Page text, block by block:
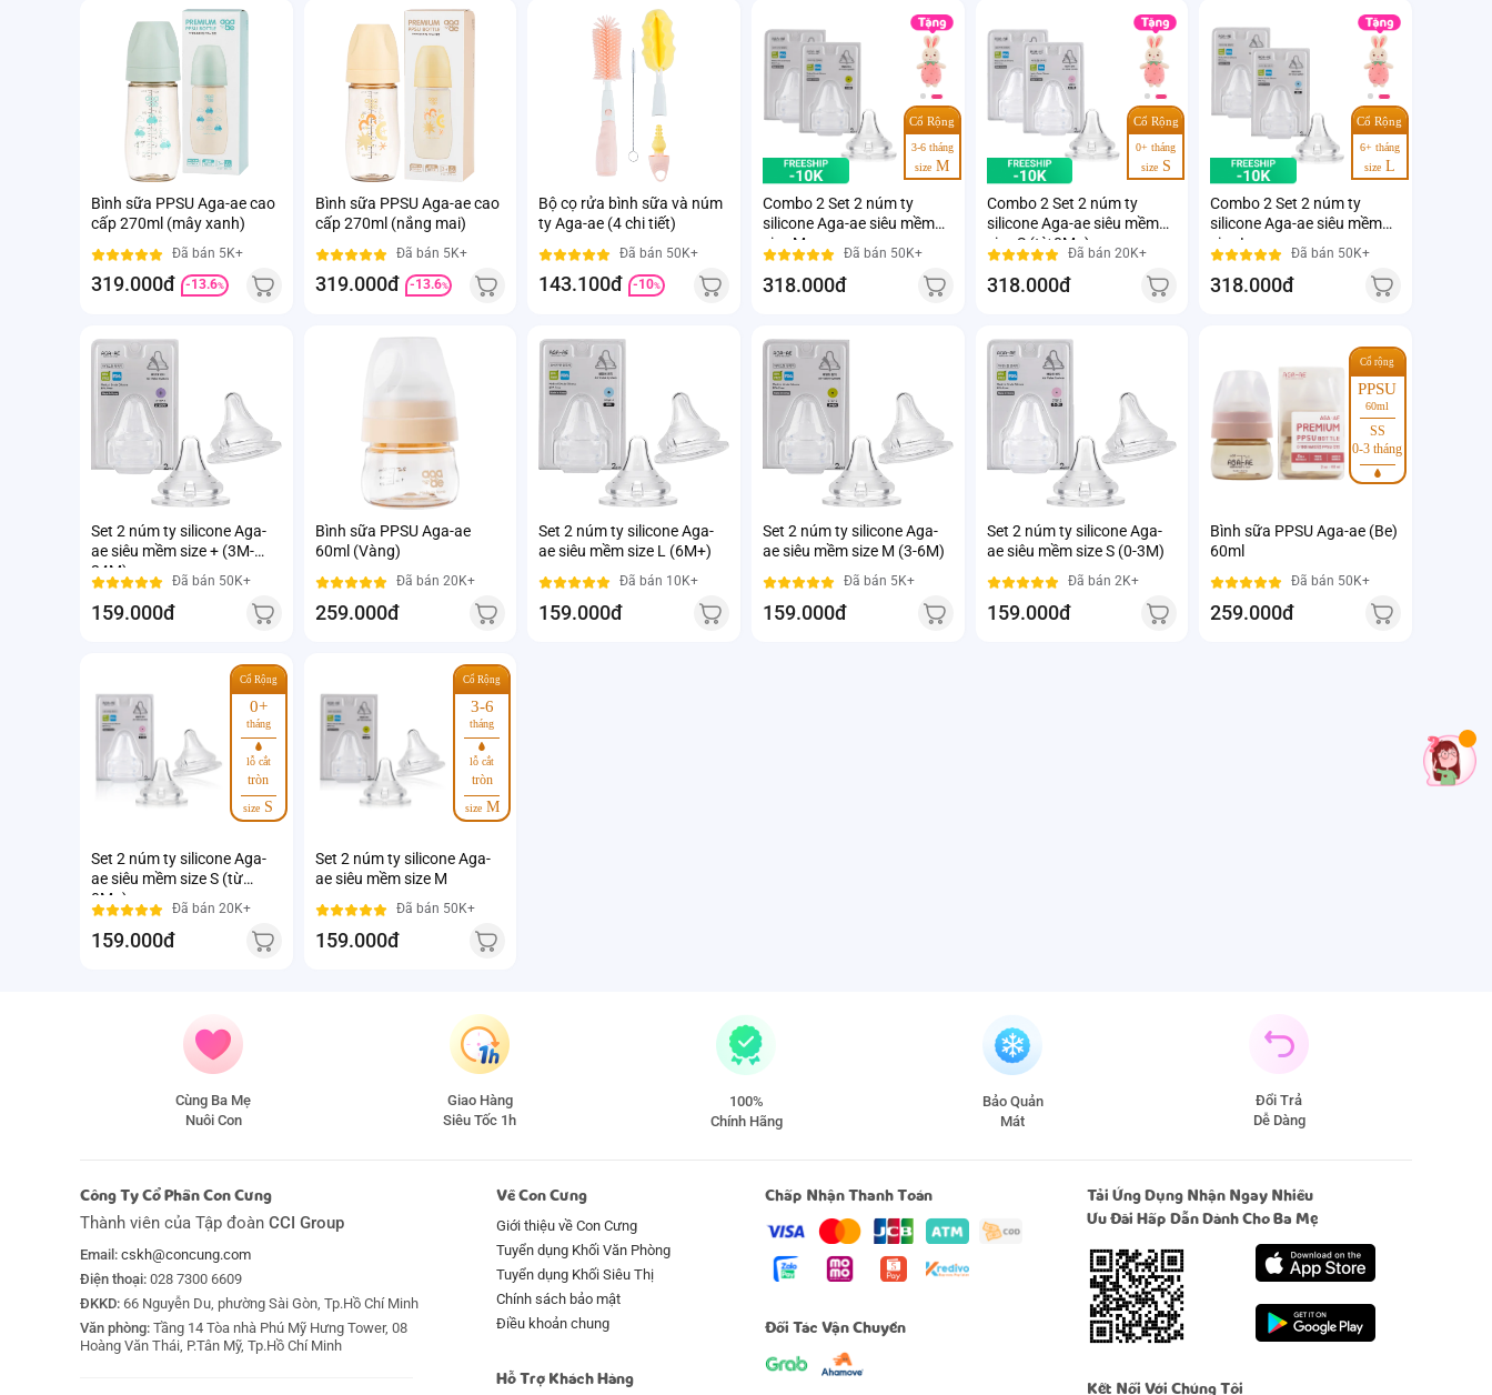
Bình sữa PPSU Aga-ae cao
cấp 270ml (mây xanh)
Đã bán 5K+
319.000đ -13.6%
Bình sữa PPSU Aga-ae cao
cấp 270ml (nắng mai)
Đã bán 5K+
319.000đ -13.6%
Bộ cọ rửa bình sữa và núm
ty Aga-ae (4 chi tiết)
Đã bán 50K+
143.100đ -10%
Cổ Rộng
3-6 tháng
size M
Combo 2 Set 2 núm ty
silicone Aga-ae siêu mềm
size M
Đã bán 50K+
318.000đ
Cổ Rộng
0+ tháng
sizeS
Combo 2 Set 2 núm ty
silicone Aga-ae siêu mềm
size S (từ 0M+)
Đã bán 20K+
318.000đ
Cổ Rộng
6+ tháng
sizeL
Combo 2 Set 2 núm ty
silicone Aga-ae siêu mềm
size L
Đã bán 50K+
318.000đ
Set 2 núm ty silicone Aga-
ae siêu mềm size + (3M-
24M)
Đã bán 50K+
159.000đ
Bình sữa PPSU Aga-ae
60ml (Vàng)
Đã bán 20K+
259.000đ
Set 2 núm ty silicone Aga-
ae siêu mềm size L (6M+)
Đã bán 10K+
159.000đ
Set 2 núm ty silicone Aga-
ae siêu mềm size M (3-6M)
Đã bán 5K+
159.000đ
Set 2 núm ty silicone Aga-
ae siêu mềm size S (0-3M)
Đã bán 2K+
159.000đ
Cổ rộng
PPSU
60ml
SS
0-3 tháng
Bình sữa PPSU Aga-ae (Be)
60ml
Đã bán 50K+
259.000đ
Cổ Rộng
0+
tháng
lỗ cắt
tròn
size S
Set 2 núm ty silicone Aga-
ae siêu mềm size S (từ
0M+)
Đã bán 20K+
159.000đ
Cổ Rộng
3-6
tháng
lỗ cắt
tròn
sizeM
Set 2 núm ty silicone Aga-
ae siêu mềm size M
Đã bán 50K+
159.000đ
Cùng Ba Mẹ
Nuôi Con
Giao Hàng
Siêu Tốc 1h
100%
Chính Hãng
Bảo Quản
Mát
Đổi Trả
Dễ Dàng
Công Ty Cổ Phần Con Cưng
Thành viên của Tập đoàn CCI Group
Email: cskh@concung.com
Điện thoại: 028 7300 6609
ĐKKD: 66 Nguyễn Du, phường Sài Gòn, Tp.Hồ Chí Minh
Văn phòng: Tầng 14 Tòa nhà Phú Mỹ Hưng Tower, 08
Hoàng Văn Thái, P.Tân Mỹ, Tp.Hồ Chí Minh
Về Con Cưng
Giới thiệu về Con Cưng
Tuyển dụng Khối Văn Phòng
Tuyển dụng Khối Siêu Thị
Chính sách bảo mật
Điều khoản chung
Hỗ Trợ Khách Hàng
Chấp Nhận Thanh Toán
Đối Tác Vận Chuyển
Tải Ứng Dụng Nhận Ngay Nhiều
Ưu Đãi Hấp Dẫn Dành Cho Ba Mẹ
Kết Nối Với Chúng Tôi